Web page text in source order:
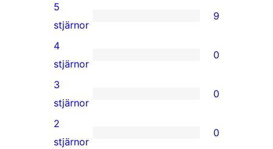
9
5-
stjärniga
recensioner
5
stjärnor
9
0
4-
stjärniga
recensioner
4
stjärnor
0
0
3-
stjärniga
3
stjärnor
0
0
2
stjärnor
0